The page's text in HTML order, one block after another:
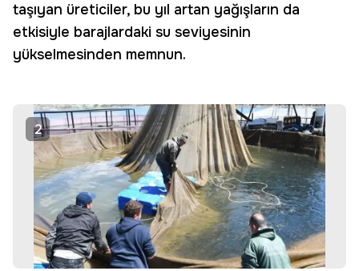
taşıyan üreticiler, bu yıl artan yağışların da
etkisiyle barajlardaki su seviyesinin
yükselmesinden memnun.
2